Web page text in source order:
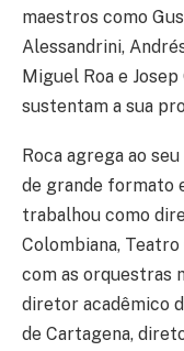
maestros como
Alessandrini,
Miguel Roa e
sustentam a sua
Roca agrega ao
de grande formato
trabalhou como
Colombiana,
com as orquestras
diretor acadêmico
de Cartagena,